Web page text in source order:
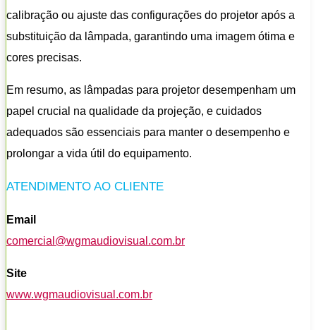
calibração ou ajuste das configurações do projetor após a
substituição da lâmpada, garantindo uma imagem ótima e
cores precisas.
Em resumo, as lâmpadas para projetor desempenham um
papel crucial na qualidade da projeção, e cuidados
adequados são essenciais para manter o desempenho e
prolongar a vida útil do equipamento.
ATENDIMENTO AO CLIENTE
Email
comercial@wgmaudiovisual.com.br
Site
www.wgmaudiovisual.com.br